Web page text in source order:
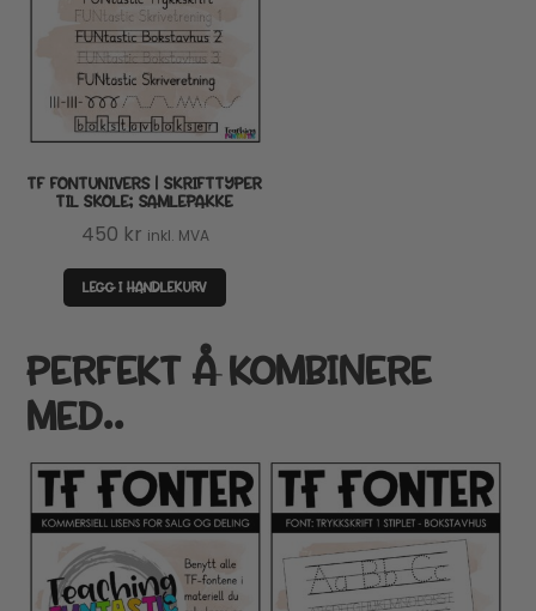
TF FONTUNIVERS | SKRIFTTYPER
TIL SKOLE; SAMLEPAKKE
450 kr inkl. MVA
LEGG I HANDLEKURV
PERFEKT Å KOMBINERE
MED..